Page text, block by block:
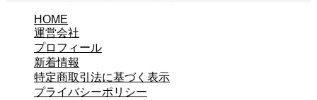
HOME
運営会社
プロフィール
新着情報
特定商取引法に基づく表示
プライバシーポリシー